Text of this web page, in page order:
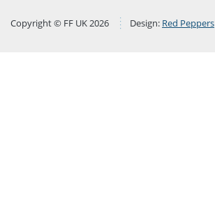
Copyright © FF UK 2026 Design: Red Peppers